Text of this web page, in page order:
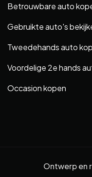
Betrouwbare auto
Gebruikte auto's
Tweedehands auto
Voordelige 2e hands
Occasion kopen
Ontwerp en